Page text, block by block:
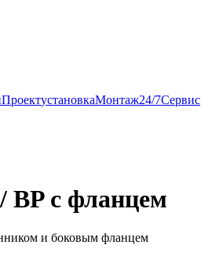
ПроектустановкаМонтаж24/7Сервис
BP с фланцем
и боковым фланцем